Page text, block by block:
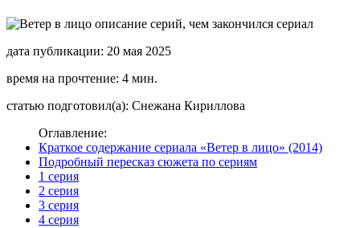
дата публикации: 20 мая 2025
время на прочтение: 4 мин.
статью подготовил(а): Снежана Кириллова
Оглавление:
Краткое содержание сериала «Ветер в лицо» (2014)
Подробный пересказ сюжета по сериям
1 серия
2 серия
3 серия
4 серия